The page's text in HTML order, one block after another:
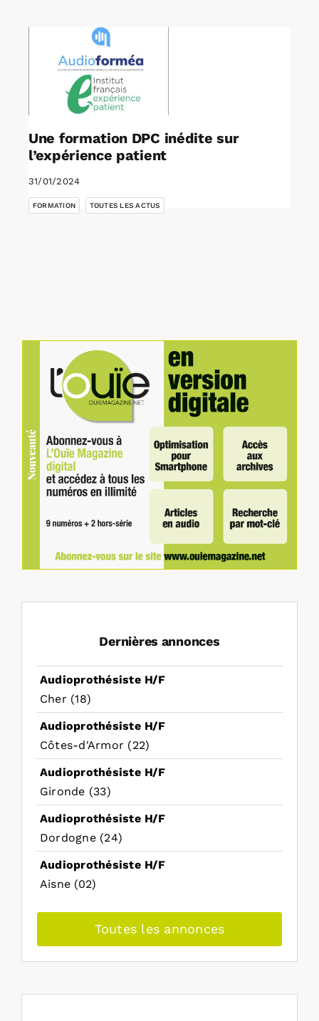
Rechercher:
Annonces emploi
Une formation DPC inédite sur
l’expérience patient
31/01/2024
FORMATION TOUTES LES ACTUS
Dernières annonces
Audioprothésiste H/F
Cher (18)
Audioprothésiste H/F
Côtes-d'Armor (22)
Audioprothésiste H/F
Gironde (33)
Audioprothésiste H/F
Dordogne (24)
Audioprothésiste H/F
Aisne (02)
Toutes les annonces